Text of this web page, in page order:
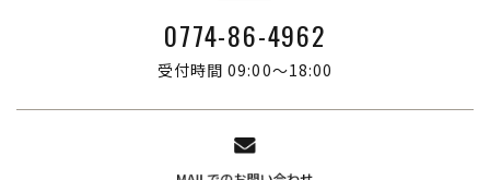
0774-86-4962
受付時間 09:00～18:00